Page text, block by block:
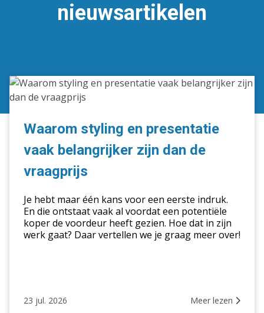
nieuwsartikelen
Waarom
styling
en
presentatie
belangrijker
zijn
vraagprijs
Waarom styling en presentatie
vaak belangrijker zijn dan de
vraagprijs
Je hebt maar één kans voor een eerste indruk.
En die ontstaat vaak al voordat een potentiële
koper de voordeur heeft gezien. Hoe dat in zijn
werk gaat? Daar vertellen we je graag meer over!
23 jul. 2026 Meer lezen